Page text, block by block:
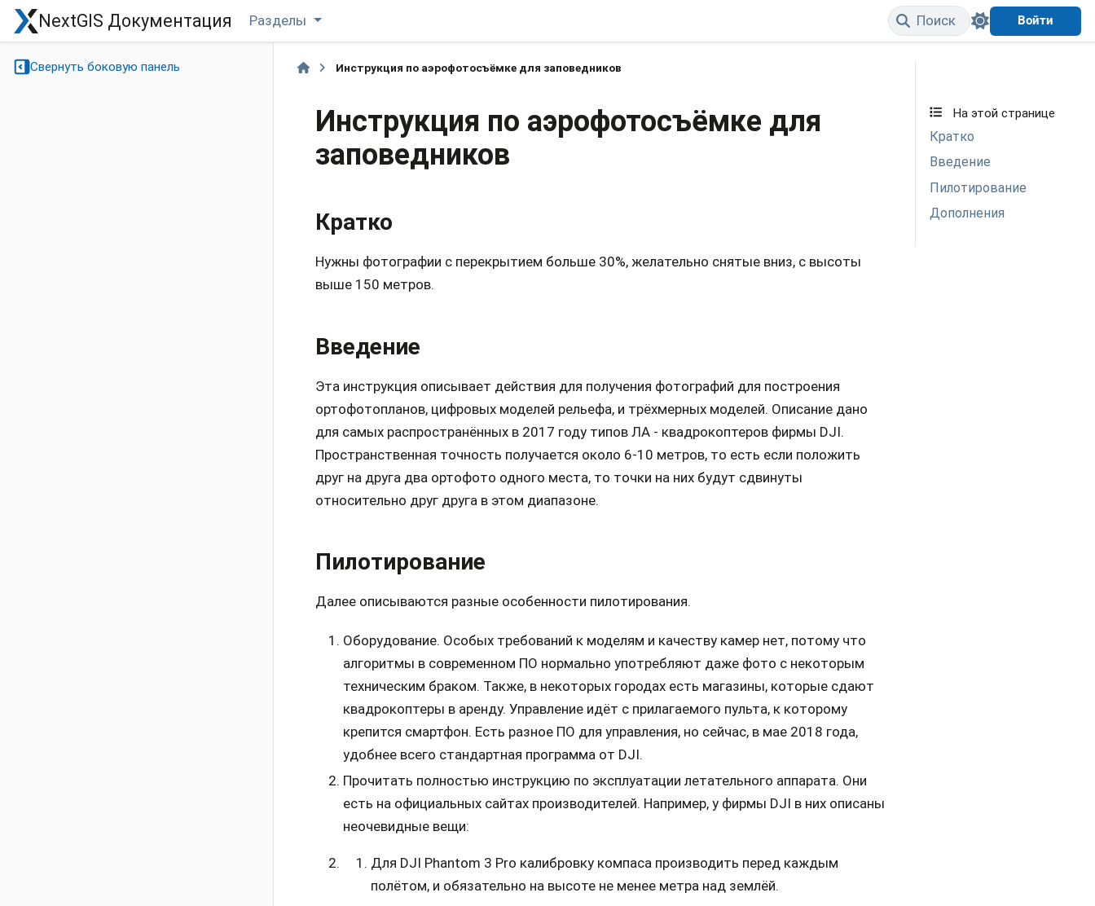
NextGIS Документация Разделы Поиск Войти
Свернуть боковую панель Инструкция по аэрофотосъёмке для заповедников
Инструкция по аэрофотосъёмке для
заповедников
Кратко
Нужны фотографии с перекрытием больше 30%, желательно снятые вниз, с высоты
выше 150 метров.
Введение
Эта инструкция описывает действия для получения фотографий для построения
ортофотопланов, цифровых моделей рельефа, и трёхмерных моделей. Описание дано
для самых распространённых в 2017 году типов ЛА - квадрокоптеров фирмы DJI.
Пространственная точность получается около 6-10 метров, то есть если положить
друг на друга два ортофото одного места, то точки на них будут сдвинуты
относительно друг друга в этом диапазоне.
Пилотирование
Далее описываются разные особенности пилотирования.
Оборудование. Особых требований к моделям и качеству камер нет, потому что
алгоритмы в современном ПО нормально употребляют даже фото с некоторым
техническим браком. Также, в некоторых городах есть магазины, которые сдают
квадрокоптеры в аренду. Управление идёт с прилагаемого пульта, к которому
крепится смартфон. Есть разное ПО для управления, но сейчас, в мае 2018 года,
удобнее всего стандартная программа от DJI.
Прочитать полностью инструкцию по эксплуатации летательного аппарата. Они
есть на официальных сайтах производителей. Например, у фирмы DJI в них описаны
неочевидные вещи:
Для DJI Phantom 3 Pro калибровку компаса производить перед каждым
полётом, и обязательно на высоте не менее метра над землёй.
На этой странице
Кратко
Введение
Пилотирование
Дополнения